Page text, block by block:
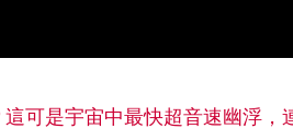
可是宇宙中最快超音速幽浮